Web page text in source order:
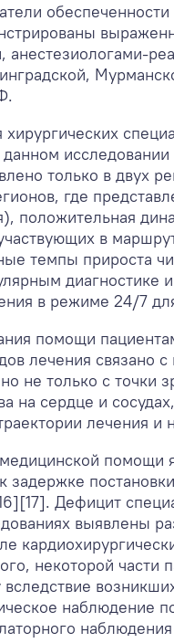
анестезиологами-
хирургических
только в двух
где
положительная
в
темпы прироста
в режиме 24/7
помощи
лечения связано
не только с точки
на сердце и
лечения и
задержке
Дефицит
выявлены
некоторой
вследствие
наблюдение